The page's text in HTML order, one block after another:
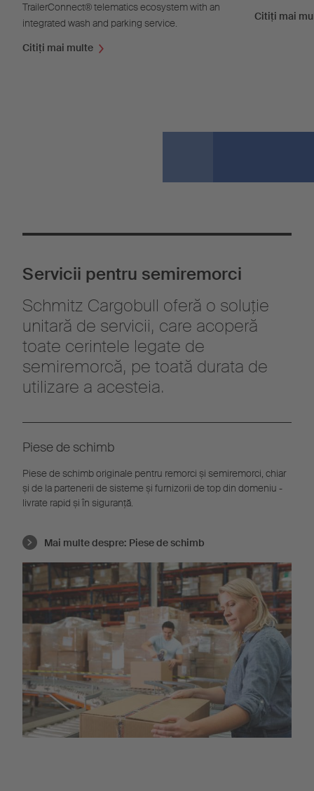
TrailerConnect® telematics ecosystem with an
integrated wash and parking service.
Citiţi mai multe
Citiţi mai
Servicii pentru semiremorci
Schmitz Cargobull oferă o soluţie
unitară de servicii, care acoperă
toate cerintele legate de
semiremorcă, pe toată durata de
utilizare a acesteia.
Piese de schimb
Piese de schimb originale pentru remorci și semiremorci, chiar
și de la partenerii de sisteme și furnizorii de top din domeniu -
livrate rapid și în siguranță.
Mai multe despre: Piese de schimb